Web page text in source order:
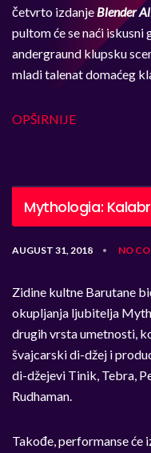
četvrto izdanje Blender
pultom će se naći
andergraund klupsku
mladi talenat domaćeg
OPŠIRNIJE
Mythologia:
AUGUST 31, 2018 • NO
Zidine kultne Barutane
okupljanja ljubitelja
drugih vrsta umetnosti,
švajcarski di-džej i
di-džejevi Tinik, Tebra,
Rudhaman.
Takođe, performanse će